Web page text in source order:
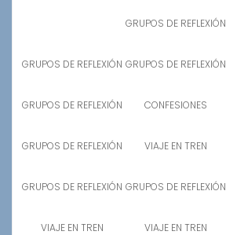
GRUPOS DE REFLEXIÓN
GRUPOS DE REFLEXIÓN GRUPOS DE REFLEXIÓN
GRUPOS DE REFLEXIÓN CONFESIONES
GRUPOS DE REFLEXIÓN VIAJE EN TREN
GRUPOS DE REFLEXIÓN GRUPOS DE REFLEXIÓN
VIAJE EN TREN VIAJE EN TREN